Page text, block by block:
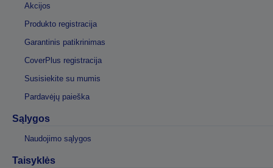
Akcijos
Produkto registracija
Garantinis patikrinimas
CoverPlus registracija
Susisiekite su mumis
Pardavėjų paieška
Sąlygos
Naudojimo sąlygos
Taisyklės